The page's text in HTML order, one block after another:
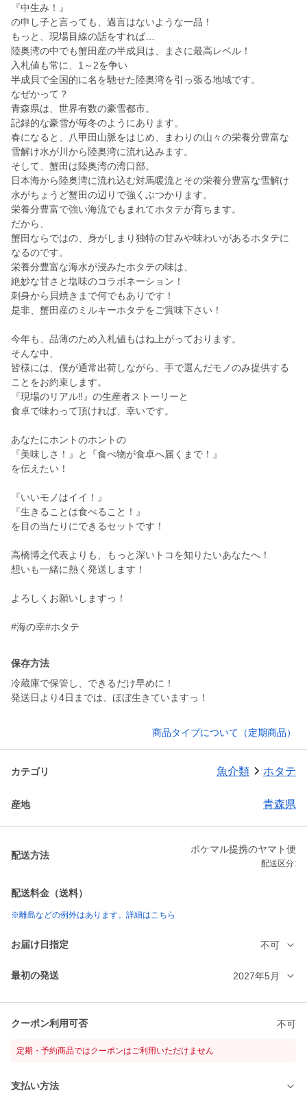
『中生み！』
の申し子と言っても、過言はないような一品！
もっと、現場目線の話をすれば…
陸奥湾の中でも蟹田産の半成貝は、まさに最高レベル！
入札値も常に、1～2を争い
半成貝で全国的に名を馳せた陸奥湾を引っ張る地域です。
なぜかって？
青森県は、世界有数の豪雪都市。
記録的な豪雪が毎冬のようにあります。
春になると、八甲田山脈をはじめ、まわりの山々の栄養分豊富な
雪解け水が川から陸奥湾に流れ込みます。
そして、蟹田は陸奥湾の湾口部。
日本海から陸奥湾に流れ込む対馬暖流とその栄養分豊富な雪解け
水がちょうど蟹田の辺りで強くぶつかります。
栄養分豊富で強い海流でもまれてホタテが育ちます。
だから、
蟹田ならではの、身がしまり独特の甘みや味わいがあるホタテに
なるのです。
栄養分豊富な海水が浸みたホタテの味は、
絶妙な甘さと塩味のコラボネーション！
刺身から貝焼きまで何でもありです！
是非、蟹田産のミルキーホタテをご賞味下さい！
今年も、品薄のため入札値もはね上がっております。
そんな中、
皆様には、僕が通常出荷しながら、手で選んだモノのみ提供する
ことをお約束します。
『現場のリアル‼』の生産者ストーリーと
食卓で味わって頂ければ、幸いです。
あなたにホントのホントの
『美味しさ！』と『食べ物が食卓へ届くまで！』
を伝えたい！
『いいモノはイイ！』
『生きることは食べること！』
を目の当たりにできるセットです！
高橋博之代表よりも、もっと深いトコを知りたいあなたへ！
想いも一緒に熱く発送します！
よろしくお願いしますっ！
#海の幸#ホタテ
保存方法
冷蔵庫で保管し、できるだけ早めに！
商品タイプについて（定期商品）
カテゴリ 魚介類 ホタテ
産地 青森県
配送方法
ポケマル提携のヤマト便
配送区分:
配送料金（送料）
※離島などの例外はあります。詳細はこちら
お届け日指定 不可
最初の発送 2027年5月
クーポン利用可否 不可
定期・予約商品ではクーポンはご利用いただけません
支払い方法